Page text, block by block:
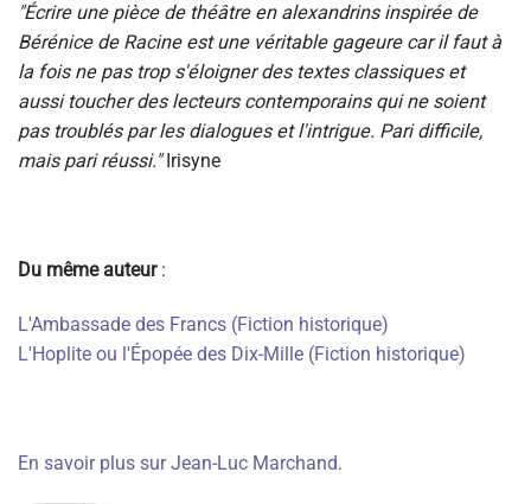
"Écrire une pièce de théâtre en alexandrins inspirée de
Bérénice de Racine est une véritable gageure car il faut à
la fois ne pas trop s'éloigner des textes classiques et
aussi toucher des lecteurs contemporains qui ne soient
pas troublés par les dialogues et l'intrigue. Pari difficile,
mais pari réussi." Irisyne
Du même auteur:
L'Ambassade des Francs (Fiction historique)
L'Hoplite ou l'Épopée des Dix-Mille (Fiction historique)
En savoir plus sur Jean-Luc Marchand.